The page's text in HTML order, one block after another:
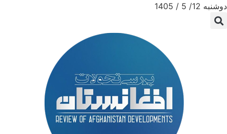
دوشنبه 12/ 5 / 1405